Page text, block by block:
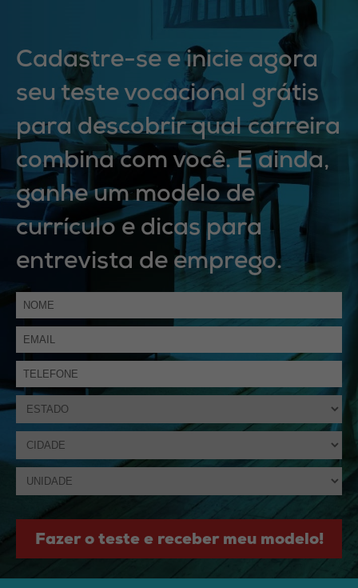
Cadastre-se e inicie agora
seu teste vocacional grátis
para descobrir qual carreira
combina com você. E ainda,
ganhe um modelo de
currículo e dicas para
entrevista de emprego.
Fazer o teste e receber meu modelo!